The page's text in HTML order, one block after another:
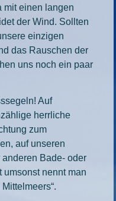
mit einen langen
der Wind. Sollten
einzigen
das Rauschen der
uns noch ein paar
Auf
herrliche
zum
auf unseren
Bade- oder
umsonst nennt man